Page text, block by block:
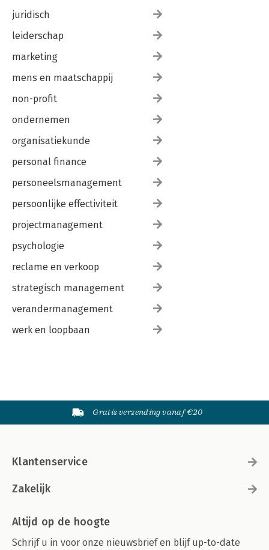
juridisch
leiderschap
marketing
mens en maatschappij
non-profit
ondernemen
organisatiekunde
personal finance
personeelsmanagement
persoonlijke effectiviteit
projectmanagement
psychologie
reclame en verkoop
strategisch management
verandermanagement
werk en loopbaan
Gratis verzending vanaf €20
Klantenservice
Zakelijk
Altijd op de hoogte
Schrijf u in voor onze nieuwsbrief en blijf up-to-date